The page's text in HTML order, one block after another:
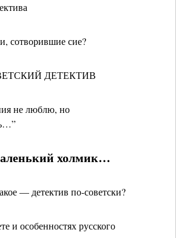
сотворившие сие?
ДЕТЕКТИВ
не люблю, но
холмик…
— детектив по-советски?
и особенностях русского